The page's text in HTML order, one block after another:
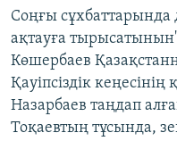
Соңғы сұхбаттарында
ақтауға
Көшербаев
Қауіпсіздік кеңесінің
Назарбаев таңдап
Тоқаевтың тұсында,